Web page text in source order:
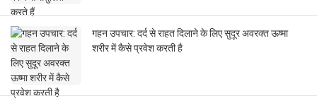
गहन उपचार: दर्द से राहत दिलाने के लिए सुदूर अवरक्त ऊष्मा
शरीर में कैसे प्रवेश करती है